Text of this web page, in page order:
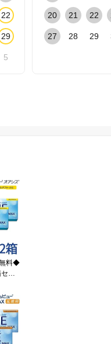
22
29
5
20 21 22
27 28 29
料◆
ッ
ビ
ル
用コ
枚)
ワン
て